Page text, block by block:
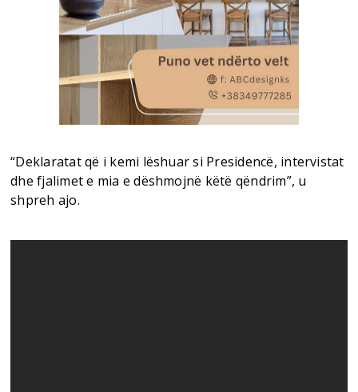
“Deklaratat që i kemi lëshuar si Presidencë, intervistat
dhe fjalimet e mia e dëshmojnë këtë qëndrim”, u
shpreh ajo.